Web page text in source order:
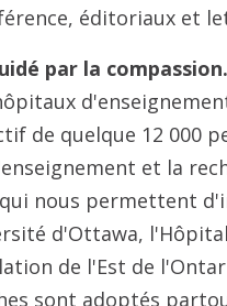
éditoriaux et
par la compassion.
de quelque 12 000
et la
nous permettent
d'Ottawa,
de l'Est de
sont adoptés